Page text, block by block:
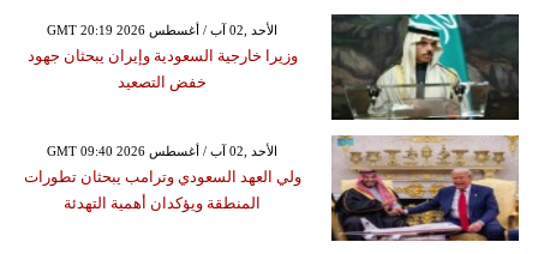
GMT 20:19 2026 الأحد ,02 آب / أغسطس
وزيرا خارجية السعودية وإيران يبحثان جهود
خفض التصعيد
GMT 09:40 2026 الأحد ,02 آب / أغسطس
ولي العهد السعودي وترامب يبحثان تطورات
المنطقة ويؤكدان أهمية التهدئة